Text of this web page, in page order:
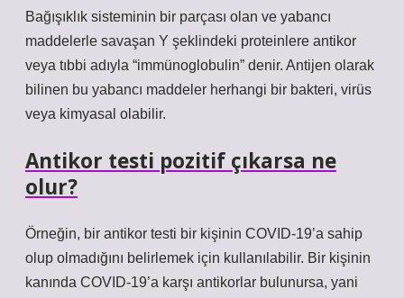
Bağışıklık sisteminin bir parçası olan ve yabancı
maddelerle savaşan Y şeklindeki proteinlere antikor
veya tıbbi adıyla “immünoglobulin” denir. Antijen olarak
bilinen bu yabancı maddeler herhangi bir bakteri, virüs
veya kimyasal olabilir.
Antikor testi pozitif çıkarsa ne
olur?
Örneğin, bir antikor testi bir kişinin COVID-19’a sahip
olup olmadığını belirlemek için kullanılabilir. Bir kişinin
kanında COVID-19’a karşı antikorlar bulunursa, yani